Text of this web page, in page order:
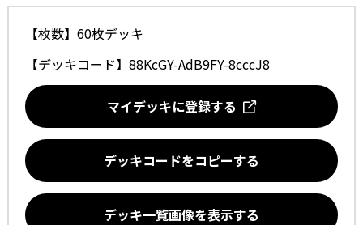
【枚数】60枚デッキ
【デッキコード】 88KcGY-AdB9FY-8cccJ8
マイデッキに登録する
デッキコードをコピーする
デッキ一覧画像を表示する